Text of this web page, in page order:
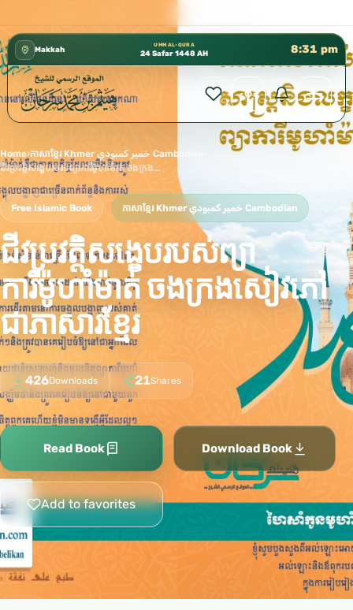
Makkah
UMM AL-QURA
24 Safar 1448 AH 8:31 pm
Home› ភាសាខ្មែរ Khmer خمير كمبودي Cambodian
ជីវប្រវត្តិសង្ខេបរបស់ព្យាការីម៉ូហាំម៉ាត់ ចងក្រងសៀវភៅជាភាសារខ្មែរ
Free Islamic Book ភាសាខ្មែរ Khmer خمير كمبودي Cambodian
ជីវប្រវត្តិសង្ខេបរបស់ព្យា
ការីម៉ូហាំម៉ាត់ ចងក្រងសៀវភៅ
ជាភាសារខ្មែរ
426Downloads 21Shares
Read Book Download Book
Add to favorites